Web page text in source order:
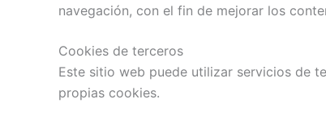
navegación, con el fin de mejorar los
Cookies de terceros
Este sitio web puede utilizar servicios de
propias cookies.